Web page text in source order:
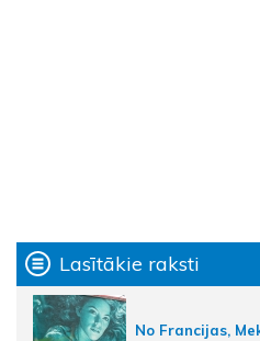
Lasītākie raksti
No Francijas,